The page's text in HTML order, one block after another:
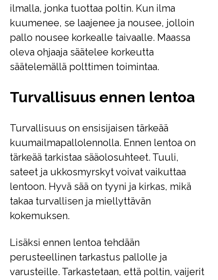
ilmalla, jonka tuottaa poltin. Kun ilma
kuumenee, se laajenee ja nousee, jolloin
pallo nousee korkealle taivaalle. Maassa
oleva ohjaaja säätelee korkeutta
säätelemällä polttimen toimintaa.
Turvallisuus ennen lentoa
Turvallisuus on ensisijaisen tärkeää
kuumailmapallolennolla. Ennen lentoa on
tärkeää tarkistaa sääolosuhteet. Tuuli,
sateet ja ukkosmyrskyt voivat vaikuttaa
lentoon. Hyvä sää on tyyni ja kirkas, mikä
takaa turvallisen ja miellyttävän
kokemuksen.
Lisäksi ennen lentoa tehdään
perusteellinen tarkastus pallolle ja
varusteille. Tarkastetaan, että poltin, vaijerit